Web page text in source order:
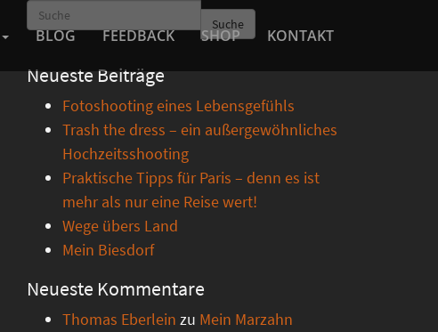
BLOG FEEDBACK SHOP KONTAKT
Suche
Neueste Beiträge
Fotoshooting eines Lebensgefühls
Trash the dress – ein außergewöhnliches
Hochzeitsshooting
Praktische Tipps für Paris – denn es ist
mehr als nur eine Reise wert!
Wege übers Land
Mein Biesdorf
Neueste Kommentare
Thomas Eberlein zu Mein Marzahn